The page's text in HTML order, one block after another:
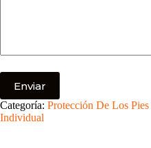
Categoría: Protección De Los Pies
Individual